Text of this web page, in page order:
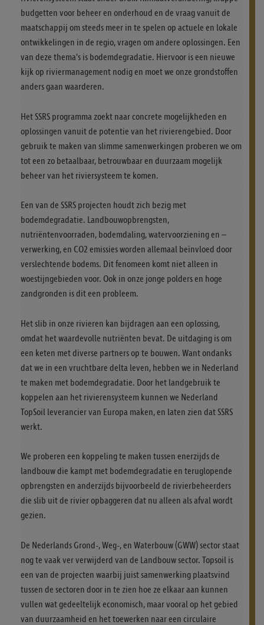
budgetten voor beheer en onderhoud en de vraag vanuit de
maatschappij om steeds meer in te spelen op actuele en lokale
ontwikkelingen in de regio, vragen om andere oplossingen. Een
van deze thema’s is bodemdegradatie. Hiervoor is een nieuwe
kijk op riviermanagement nodig en moet we onze grondstoffen
anders gaan waarderen.
Het SSRS programma zoekt naar concrete mogelijkheden en
oplossingen vanuit de potentie van het rivierengebied. Door
gebruik te maken van slimme samenwerkingen proberen we om
tot een zo betaalbaar, betrouwbaar en duurzaam mogelijk
beheer van het riviersysteem te komen.
Een van de SSRS projecten houdt zich bezig met
bodemdegradatie. Landbouwopbrengsten,
nutriëntenvoorraden, bodemdaling, watervoorziening en –
verwerking, en CO2 emissies worden allemaal beïnvloed door
verslechtende bodems. Dit fenomeen komt niet alleen in
woestijngebieden voor. Ook in onze jonge polders en hoge
zandgronden is dit een probleem.
Het slib in onze rivieren kan bijdragen aan een oplossing,
omdat het waardevolle nutriënten bevat. De uitdaging is om
een keten met diverse partners op te bouwen. Want ondanks
dat we in een vruchtbare delta leven, hebben we in Nederland
te maken met bodemdegradatie. Door het landgebruik te
koppelen aan het rivierensysteem kunnen we Nederland
TopSoil leverancier van Europa maken, en laten zien dat SSRS
werkt.
We proberen een koppeling te maken tussen enerzijds de
landbouw die kampt met bodemdegradatie en teruglopende
opbrengsten en anderzijds bijvoorbeeld de rivierbeheerders
die slib uit de rivier opbaggeren dat nu alleen als afval wordt
gezien.
De Nederlands Grond-, Weg-, en Waterbouw (GWW) sector staat
nog te vaak ver verwijderd van de Landbouw sector. Topsoil is
een van de projecten waarbij juist samenwerking plaatsvind
tussen de sectoren door in te zien hoe ze elkaar aan kunnen
vullen wat gedeeltelijk economisch, maar vooral op het gebied
van duurzaamheid en het toewerken naar een circulaire